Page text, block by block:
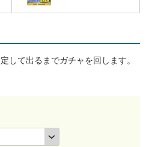
して出るまでガチャを回します。